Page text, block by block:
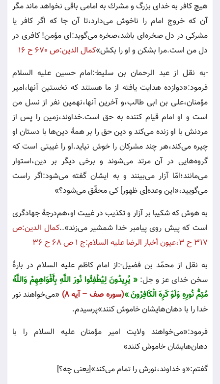
هيچ كافر به خداى بزرگ و مشرك به امامى باقى نخواهد ماند مگر
آن كه خروج امام را ناخوش مى‌دارد،تا آن جا كه اگر كافر يا
مشركى در دل صخره‌اى باشد،صخره مى‌گويد:اى مؤمن! كافرى در
دل من است.مرا بشكن و او را بكش»كمال الدين:ص ٦٧٠ ح ١٦
-به نقل از عبد الرحمان بن سليط‍‌-:امام حسين عليه السلام
فرمود:«دوازده هدايت يافته از ما هستند كه نخستين آنها،امير
مؤمنان،على بن ابى طالب،و آخرين آنها،نهمين نفر از نسل من
است و او امام قيام كننده به حق است.خداوند،زمين را پس از
مردنش با او زنده مى‌كند و دين حق را بر همۀ دين‌ها با دستان او
چيره مى‌كند،هر چند مشركان را خوش نيايد.او را غيبتى است كه
گروه‌هايى در آن مرتد مى‌شوند و برخى ديگر بر دين،استوار
مى‌مانند؛امّا آزار مى‌بينند و به ايشان گفته مى‌شود:اگر راست
مى‌گوييد،«اين وعده[ى ظهور] كى محقّق مى‌شود؟»
به هوش كه شكيبا بر آزار و تكذيب در غيبت او،هم‌درجۀ جهادگرى
است كه پيش روى پيامبر خدا شمشير مى‌زند»..كمال الدين:ص
٣١٧ ح ٣،عيون أخبار الرضا عليه السلام:ج ١ ص ٦٨ ح ٣٦
به نقل از محمّد بن فضيل-:از امام كاظم عليه السلام در بارۀ
سخن خداى عز و جل:« يُرِيدُونَ لِيُطْفِئُوا نُورَ اللَّهِ بِأَفْوَاهِهِمْ وَاللَّهُ
مُتِمُّ نُورِهِ وَلَوْ كَرِهَ الْكَافِرُونَ »(سوره صف – آیه 8)
«مى‌خواهند نور
خدا را با دهان‌هايشان خاموش كنند»پرسيدم.
فرمود:«مى‌خواهند ولايت امير مؤمنان عليه السلام را با
دهان‌هايشان خاموش كنند»
گفتم:«و خداوند،نورش را تمام مى‌كند»[يعنى چه‌؟]